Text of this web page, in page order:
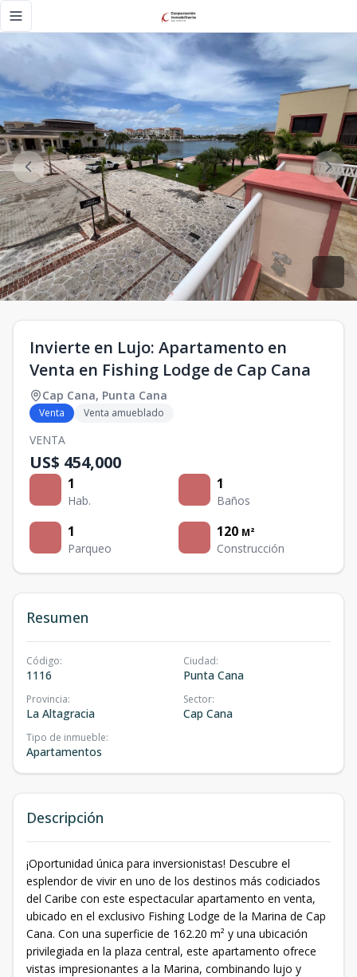
Toggle navigation menu
Invierte en Lujo: Apartamento en
Venta en Fishing Lodge de Cap Cana
Cap Cana, Punta Cana
Venta Venta amueblado
VENTA
US$ 454,000
1
Hab.
1
Baños
1
Parqueo
120 M²
Construcción
Resumen
Código:
1116
Ciudad:
Punta Cana
Provincia:
La Altagracia
Sector:
Cap Cana
Tipo de inmueble:
Apartamentos
Descripción
¡Oportunidad única para inversionistas! Descubre el
esplendor de vivir en uno de los destinos más codiciados
del Caribe con este espectacular apartamento en venta,
ubicado en el exclusivo Fishing Lodge de la Marina de Cap
Cana. Con una superficie de 162.20 m² y una ubicación
privilegiada en la plaza central, este apartamento ofrece
vistas impresionantes a la Marina, combinando lujo y
Invierte en Lujo: Apartamento en Venta en Fishing Lodge